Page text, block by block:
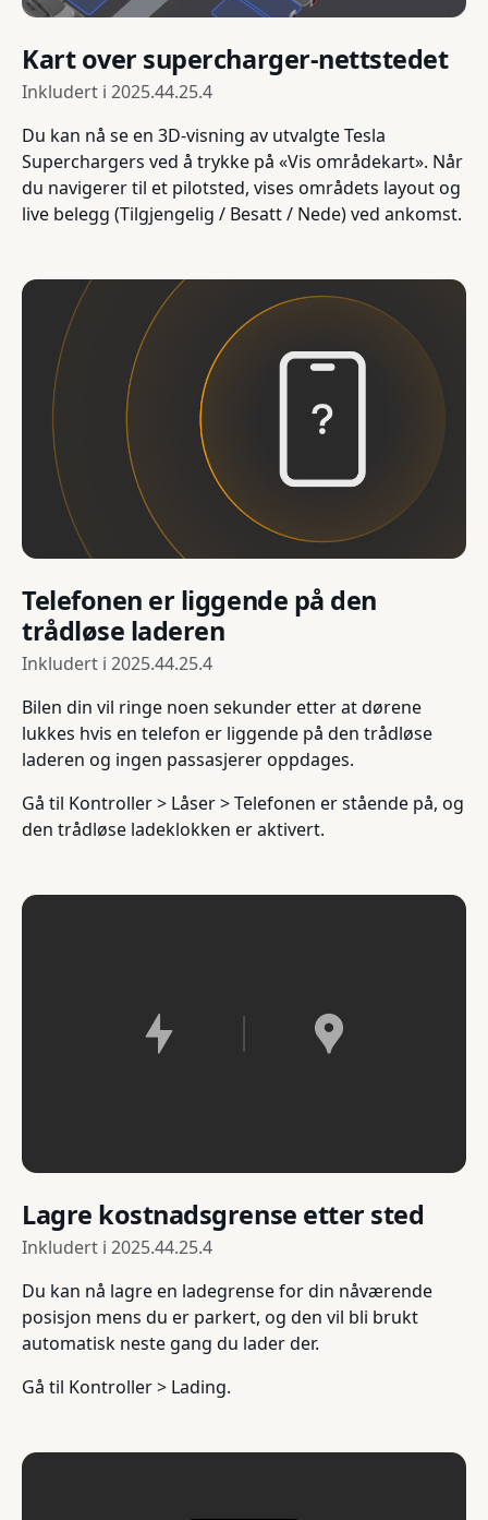
Kart over supercharger-nettstedet
Inkludert i 2025.44.25.4
Du kan nå se en 3D-visning av utvalgte Tesla
Superchargers ved å trykke på «Vis områdekart». Når
du navigerer til et pilotsted, vises områdets layout og
live belegg (Tilgjengelig / Besatt / Nede) ved ankomst.
Telefonen er liggende på den
trådløse laderen
Inkludert i 2025.44.25.4
Bilen din vil ringe noen sekunder etter at dørene
lukkes hvis en telefon er liggende på den trådløse
laderen og ingen passasjerer oppdages.
Gå til Kontroller > Låser > Telefonen er stående på, og
den trådløse ladeklokken er aktivert.
Lagre kostnadsgrense etter sted
Inkludert i 2025.44.25.4
Du kan nå lagre en ladegrense for din nåværende
posisjon mens du er parkert, og den vil bli brukt
automatisk neste gang du lader der.
Gå til Kontroller > Lading.